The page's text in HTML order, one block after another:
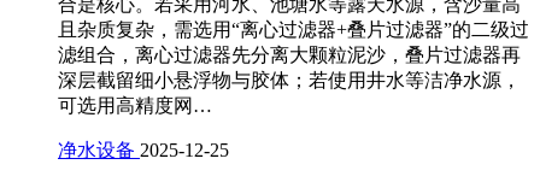
且杂质复杂，需选用“离心过滤器+叠片过滤器”的二级过
滤组合，离心过滤器先分离大颗粒泥沙，叠片过滤器再
深层截留细小悬浮物与胶体；若使用井水等洁净水源，
可选用高精度网…
净水设备 2025-12-25